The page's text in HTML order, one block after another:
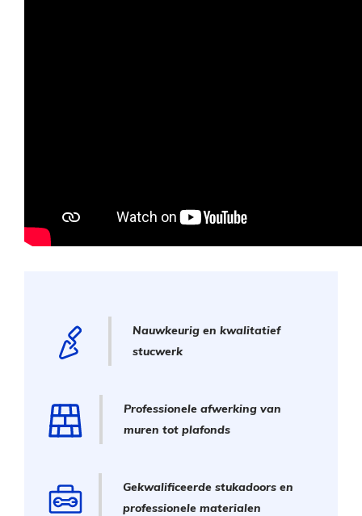
Nauwkeurig en kwalitatief
stucwerk
Professionele afwerking van
muren tot plafonds
Gekwalificeerde stukadoors en
professionele materialen